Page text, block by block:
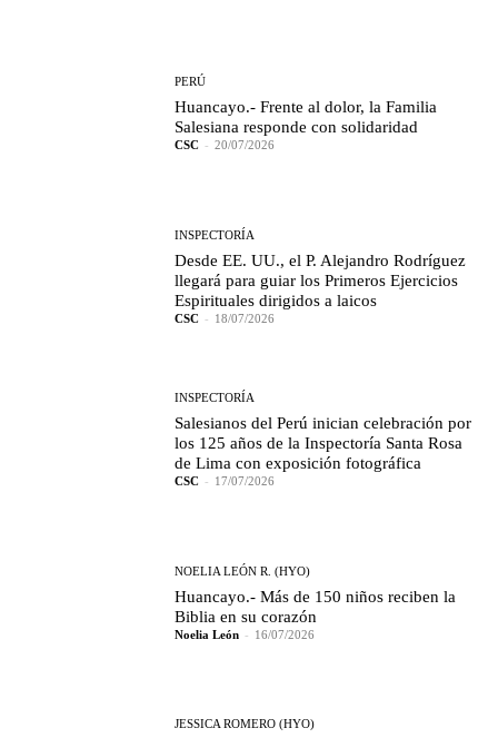
PERÚ
Huancayo.- Frente al dolor, la Familia
Salesiana responde con solidaridad
CSC - 20/07/2026
INSPECTORÍA
Desde EE. UU., el P. Alejandro Rodríguez
llegará para guiar los Primeros Ejercicios
Espirituales dirigidos a laicos
CSC - 18/07/2026
INSPECTORÍA
Salesianos del Perú inician celebración por
los 125 años de la Inspectoría Santa Rosa
de Lima con exposición fotográfica
CSC - 17/07/2026
NOELIA LEÓN R. (HYO)
Huancayo.- Más de 150 niños reciben la
Biblia en su corazón
Noelia León - 16/07/2026
JESSICA ROMERO (HYO)